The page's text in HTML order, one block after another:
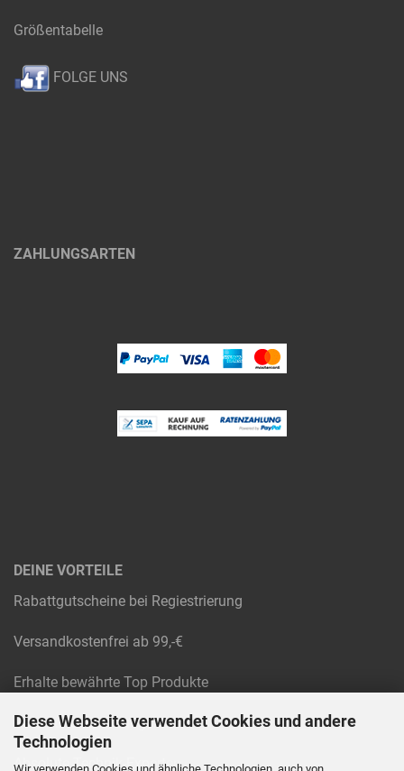
Diese Webseite verwendet Cookies und andere
Technologien
Größentabelle
FOLGE UNS
ZAHLUNGSARTEN
DEINE VORTEILE
Rabattgutscheine bei Regiestrierung
Versandkostenfrei ab 99,-€
Erhalte bewährte Top Produkte
Raten und Rechnungskauf
Absolute Technik-Experten